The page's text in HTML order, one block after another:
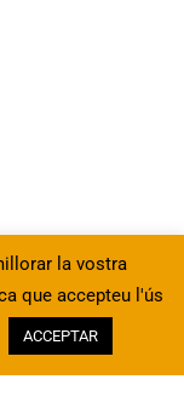
la vostra
que accepteu l'ús
ACCEPTAR